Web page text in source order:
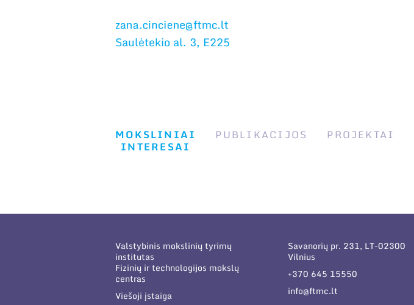
Saulėtekio al. 3, E225
MOKSLINIAI
INTERESAI
PUBLIKACIJOS PROJEKTAI
Valstybinis mokslinių tyrimų
institutas
Fizinių ir technologijos mokslų
centras
Viešoji įstaiga
Savanorių pr. 231, LT-02300
Vilnius
+370 645 15550
info@ftmc.lt